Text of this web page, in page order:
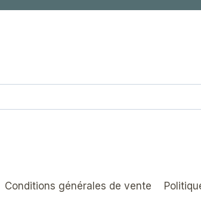
Conditions générales de vente